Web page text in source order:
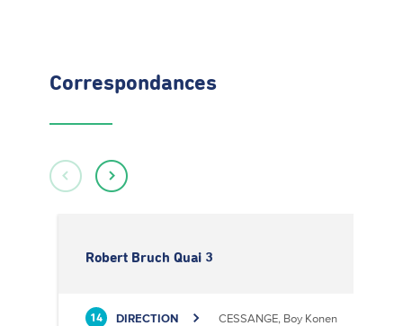
Correspondances
Robert Bruch Quai 3
14 DIRECTION CESSANGE, Boy Konen